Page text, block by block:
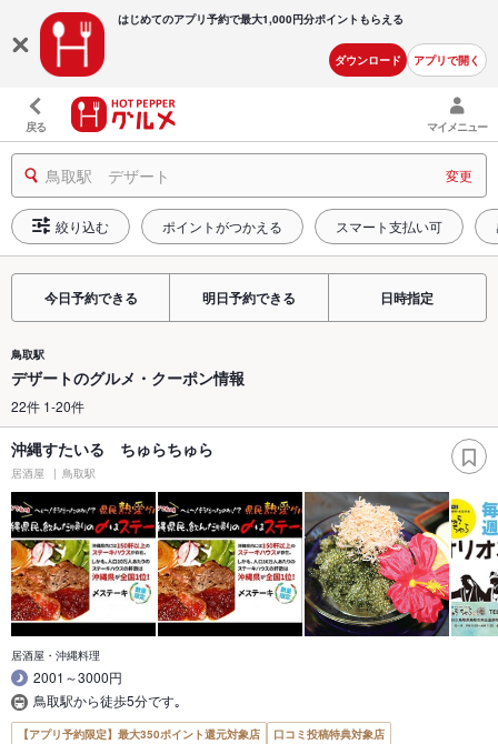
はじめてのアプリ予約で最大1,000円分ポイントもらえる
ダウンロード アプリで開く
戻る マイメニュー
鳥取駅 デザート 変更
絞り込む ポイントがつかえる スマート支払い可
今日予約できる 明日予約できる 日時指定
鳥取駅
デザートのグルメ・クーポン情報
22件 1-20件
沖縄すたいる ちゅらちゅら
居酒屋 鳥取駅
居酒屋・沖縄料理
2001～3000円
鳥取駅から徒歩5分です｡
【アプリ予約限定】最大350ポイント還元対象店 口コミ投稿特典対象店